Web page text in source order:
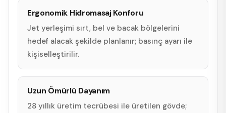
Ergonomik Hidromasaj Konforu
Jet yerleşimi sırt, bel ve bacak bölgelerini
hedef alacak şekilde planlanır; basınç ayarı ile
kişiselleştirilir.
Uzun Ömürlü Dayanım
28 yıllık üretim tecrübesi ile üretilen gövde;